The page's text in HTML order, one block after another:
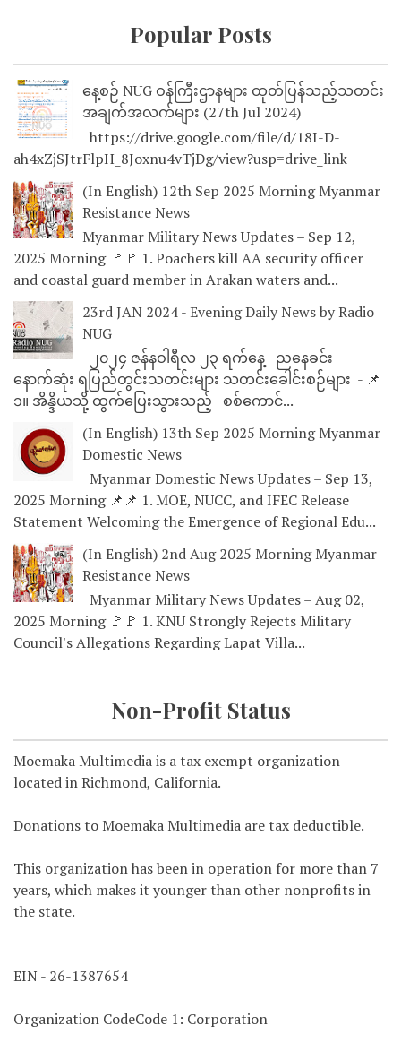
Popular Posts
နေ့စဉ် NUG ဝန်ကြီးဌာနများ ထုတ်ပြန်သည့်သတင်း
အချက်အလက်များ (27th Jul 2024)
https://drive.google.com/file/d/18I-D-
ah4xZjSJtrFlpH_8Joxnu4vTjDg/view?usp=drive_link
(In English) 12th Sep 2025 Morning Myanmar
Resistance News
Myanmar Military News Updates – Sep 12,
2025 Morning 🚩🚩 1. Poachers kill AA security officer
and coastal guard member in Arakan waters and...
23rd JAN 2024 - Evening Daily News by Radio
NUG
၂၀၂၄ ဇန်နဝါရီလ ၂၃ ရက်နေ့ ညနေခင်း
နောက်ဆုံး ရပြည်တွင်းသတင်းများ သတင်းခေါင်းစဉ်များ - 📌
၁။ အိန္ဒိယသို့ ထွက်ပြေးသွားသည့် စစ်ကောင်...
(In English) 13th Sep 2025 Morning Myanmar
Domestic News
Myanmar Domestic News Updates – Sep 13,
2025 Morning 📌📌 1. MOE, NUCC, and IFEC Release
Statement Welcoming the Emergence of Regional Edu...
(In English) 2nd Aug 2025 Morning Myanmar
Resistance News
Myanmar Military News Updates – Aug 02,
2025 Morning 🚩🚩 1. KNU Strongly Rejects Military
Council's Allegations Regarding Lapat Villa...
Non-Profit Status
Moemaka Multimedia is a tax exempt organization
located in Richmond, California.
Donations to Moemaka Multimedia are tax deductible.
This organization has been in operation for more than 7
years, which makes it younger than other nonprofits in
the state.
EIN - 26-1387654
Organization CodeCode 1: Corporation